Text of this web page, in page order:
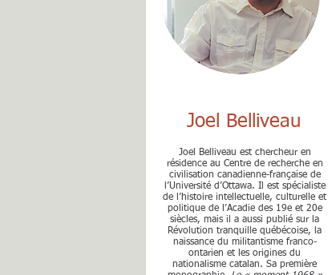
Joel Belliveau
Joel Belliveau est chercheur en
résidence au Centre de recherche en
civilisation canadienne-française de
l’Université d’Ottawa. Il est spécialiste
de l’histoire intellectuelle, culturelle et
politique de l’Acadie des 19e et 20e
siècles, mais il a aussi publié sur la
Révolution tranquille québécoise, la
naissance du militantisme franco-
ontarien et les origines du
nationalisme catalan. Sa première